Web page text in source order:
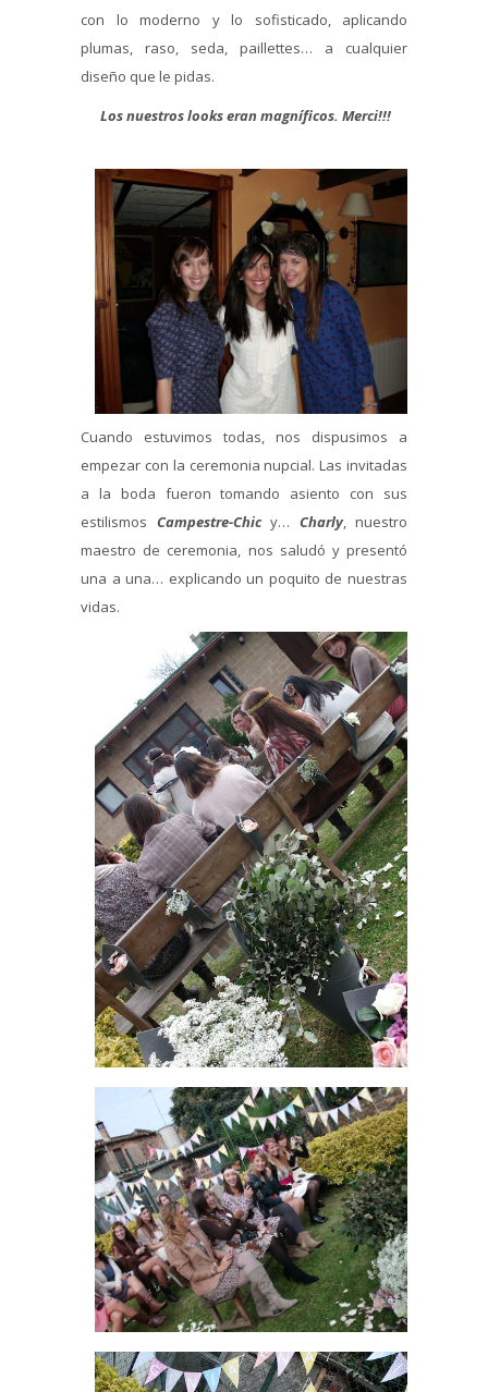
con lo moderno y lo sofisticado, aplicando
plumas, raso, seda, paillettes… a cualquier
diseño que le pidas.
Los nuestros looks eran magníficos. Merci!!!
Cuando estuvimos todas, nos dispusimos a
empezar con la ceremonia nupcial. Las invitadas
a la boda fueron tomando asiento con sus
estilismos Campestre-Chicy… Charly, nuestro
maestro de ceremonia, nos saludó y presentó
una a una… explicando un poquito de nuestras
vidas.